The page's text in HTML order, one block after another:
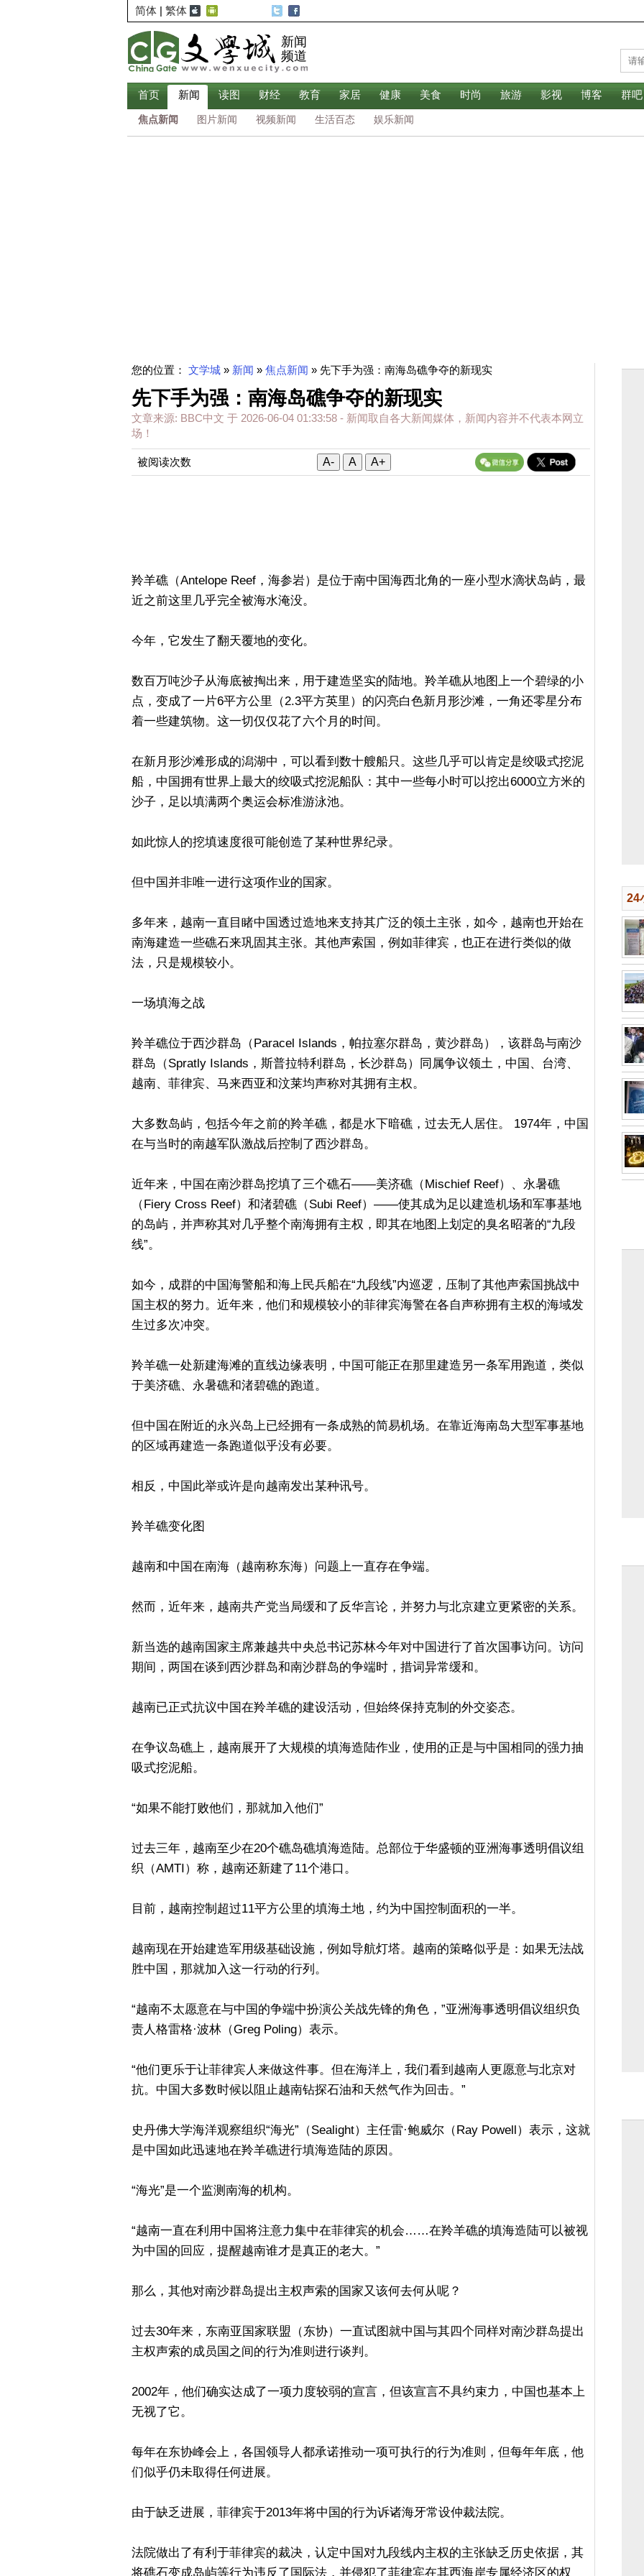
简体 | 繁体
新闻
频道
首页 新闻 读图 财经 教育 家居 健康 美食 时尚 旅游 影视 博客 群吧
焦点新闻 图片新闻 视频新闻 生活百态 娱乐新闻
您的位置： 文学城 » 新闻 » 焦点新闻 » 先下手为强：南海岛礁争夺的新现实
先下手为强：南海岛礁争夺的新现实
文章来源: BBC中文 于 2026-06-04 01:33:58 - 新闻取自各大新闻媒体，新闻内容并不代表本网立
场！
被阅读次数 A- A A+
羚羊礁（Antelope Reef，海参岩）是位于南中国海西北角的一座小型水滴状岛屿，最
近之前这里几乎完全被海水淹没。
今年，它发生了翻天覆地的变化。
数百万吨沙子从海底被掏出来，用于建造坚实的陆地。羚羊礁从地图上一个碧绿的小
点，变成了一片6平方公里（2.3平方英里）的闪亮白色新月形沙滩，一角还零星分布
着一些建筑物。这一切仅仅花了六个月的时间。
在新月形沙滩形成的潟湖中，可以看到数十艘船只。这些几乎可以肯定是绞吸式挖泥
船，中国拥有世界上最大的绞吸式挖泥船队：其中一些每小时可以挖出6000立方米的
沙子，足以填满两个奥运会标准游泳池。
如此惊人的挖填速度很可能创造了某种世界纪录。
但中国并非唯一进行这项作业的国家。
多年来，越南一直目睹中国透过造地来支持其广泛的领土主张，如今，越南也开始在
南海建造一些礁石来巩固其主张。其他声索国，例如菲律宾，也正在进行类似的做
法，只是规模较小。
一场填海之战
羚羊礁位于西沙群岛（Paracel Islands，帕拉塞尔群岛，黄沙群岛），该群岛与南沙
群岛（Spratly Islands，斯普拉特利群岛，长沙群岛）同属争议领土，中国、台湾、
越南、菲律宾、马来西亚和汶莱均声称对其拥有主权。
大多数岛屿，包括今年之前的羚羊礁，都是水下暗礁，过去无人居住。 1974年，中国
在与当时的南越军队激战后控制了西沙群岛。
近年来，中国在南沙群岛挖填了三个礁石——美济礁（Mischief Reef）、永暑礁
（Fiery Cross Reef）和渚碧礁（Subi Reef）——使其成为足以建造机场和军事基地
的岛屿，并声称其对几乎整个南海拥有主权，即其在地图上划定的臭名昭著的“九段
线”。
如今，成群的中国海警船和海上民兵船在“九段线”内巡逻，压制了其他声索国挑战中
国主权的努力。近年来，他们和规模较小的菲律宾海警在各自声称拥有主权的海域发
生过多次冲突。
羚羊礁一处新建海滩的直线边缘表明，中国可能正在那里建造另一条军用跑道，类似
于美济礁、永暑礁和渚碧礁的跑道。
但中国在附近的永兴岛上已经拥有一条成熟的简易机场。在靠近海南岛大型军事基地
的区域再建造一条跑道似乎没有必要。
相反，中国此举或许是向越南发出某种讯号。
羚羊礁变化图
越南和中国在南海（越南称东海）问题上一直存在争端。
然而，近年来，越南共产党当局缓和了反华言论，并努力与北京建立更紧密的关系。
新当选的越南国家主席​​兼越共中央总书记苏林今年对中国进行了首次国事访问。访问
期间，两国在谈到西沙群岛和南沙群岛的争端时，措词异常缓和。
越南已正式抗议中国在羚羊礁的建设活动，但始终保持克制的外交姿态。
在争议岛礁上，越南展开了大规模的填海造陆作业，使用的正是与中国相同的强力抽
吸式挖泥船。
“如果不能打败他们，那就加入他们”
过去三年，越南至少在20个礁岛礁填海造陆。总部位于华盛顿的亚洲海事透明倡议组
织（AMTI）称，越南还新建了11个港口。
目前，越南控制超过11平方公里的填海土地，约为中国控制面积的一半。
越南现在开始建造军用级基础设施，例如导航灯塔。越南的策略似乎是：如果无法战
胜中国，那就加入这一行动的行列。
“越南不太愿意在与中国的争端中扮演公关战先锋的角色，”亚洲海事透明倡议组织负
责人格雷格·波林（Greg Poling）表示。
“他们更乐于让菲律宾人来做这件事。但在海洋上，我们看到越南人更愿意与北京对
抗。中国大多数时候以阻止越南钻探石油和天然气作为回击。”
史丹佛大学海洋观察组织“海光”（Sealight）主任雷·鲍威尔（Ray Powell）表示，这就
是中国如此迅速地在羚羊礁进行填海造陆的原因。
“海光”是一个监测南海的机构。
“越南一直在利用中国将注意力集中在菲律宾的机会……在羚羊礁的填海造陆可以被视
为中国的回应，提醒越南谁才是真正的老大。”
那么，其他对南沙群岛提出主权声索的国家又该何去何从呢？
过去30年来，东南亚国家联盟（东协）一直试图就中国与其四个同样对南沙群岛提出
主权声索的成员国之间的行为准则进行谈判。
2002年，他们确实达成了一项力度较弱的宣言，但该宣言不具约束力，中国也基本上
无视了它。
每年在东协峰会上，各国领导人都承诺推动一项可执行的行为准则，但每年年底，他
们似乎仍未取得任何进展。
由于缺乏进展，菲律宾于2013年将中国的行为诉诸海牙常设仲裁法院。
法院做出了有利于菲律宾的裁决，认定中国对九段线内主权的主张缺乏历史依据，其
将礁石变成岛屿等行为违反了国际法，并侵犯了菲律宾在其西海岸专属经济区的权
24